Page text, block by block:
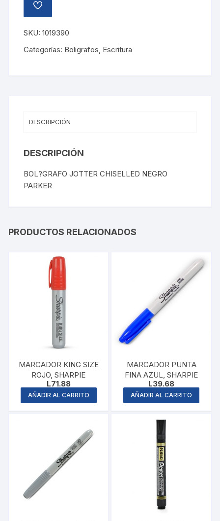
AÑADIR
A
LISTA
DE
DESEOS
SKU:1019390
Categorías: Boligrafos Escritura
DESCRIPCIÓN
DESCRIPCIÓN
BOL?GRAFO JOTTER CHISELLED NEGRO
PARKER
PRODUCTOS RELACIONADOS
MARCADOR KING SIZE
ROJO, SHARPIE
L71.88
AÑADIR AL CARRITO
MARCADOR PUNTA
FINA AZUL, SHARPIE
L39.68
AÑADIR AL CARRITO